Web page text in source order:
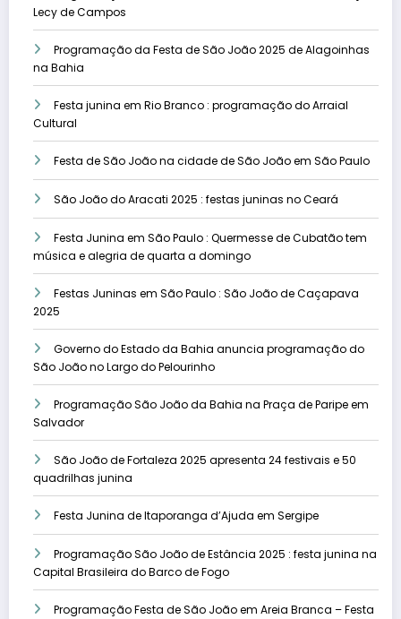
Lecy de Campos
Programação da Festa de São João 2025 de Alagoinhas
na Bahia
Festa junina em Rio Branco : programação do Arraial
Cultural
Festa de São João na cidade de São João em São Paulo
São João do Aracati 2025 : festas juninas no Ceará
Festa Junina em São Paulo : Quermesse de Cubatão tem
música e alegria de quarta a domingo
Festas Juninas em São Paulo : São João de Caçapava
2025
Governo do Estado da Bahia anuncia programação do
São João no Largo do Pelourinho
Programação São João da Bahia na Praça de Paripe em
Salvador
São João de Fortaleza 2025 apresenta 24 festivais e 50
quadrilhas junina
Festa Junina de Itaporanga d’Ajuda em Sergipe
Programação São João de Estância 2025 : festa junina na
Capital Brasileira do Barco de Fogo
Programação Festa de São João em Areia Branca – Festa